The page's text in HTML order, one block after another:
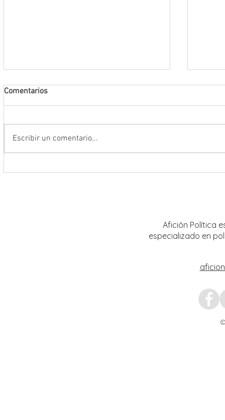
Comentarios
Escribir un comentario...
Afición Política
especializado en